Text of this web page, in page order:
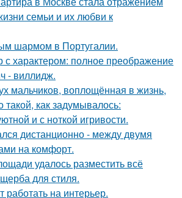
семьи и их любви к
шармом в Португалии.
с характером: полное преображение
- виллидж.
мальчиков, воплощённая в жизнь,
такой, как задумывалось:
и с ноткой игривости.
дистанционно - между двумя
на комфорт.
удалось разместить всё
для стиля.
работать на интерьер.